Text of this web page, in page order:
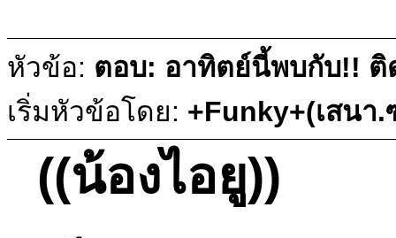
หัวข้อ: ตอบ: อาทิตย์นี้พบกับ!! ติ
เริ่มหัวข้อโดย: +Funky+(เสนา
((น้องไอยู))